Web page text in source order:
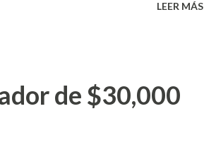
Lomas en el Municipio de
que lo disfrute! ...
LEER MÁS
de $30,000